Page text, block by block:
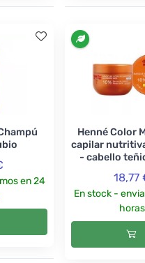
en 24
Henné Color
capilar
- cabello
18,77
En stock -
horas